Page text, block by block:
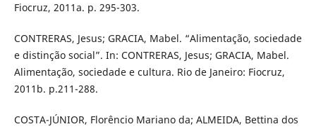
Fiocruz, 2011a. p. 295-303.
CONTRERAS, Jesus; GRACIA, Mabel. “Alimentação, sociedade
e distinção social”. In: CONTRERAS, Jesus; GRACIA, Mabel.
Alimentação, sociedade e cultura. Rio de Janeiro: Fiocruz,
2011b. p.211-288.
COSTA-JÚNIOR, Florêncio Mariano da; ALMEIDA, Bettina dos